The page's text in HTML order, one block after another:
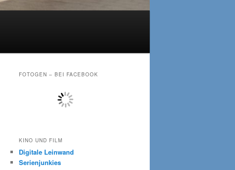
FOTOGEN – BEI FACEBOOK
KINO UND FILM
Digitale Leinwand
Serienjunkies